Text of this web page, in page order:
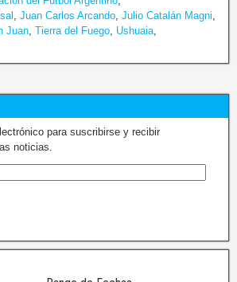
Juan Carlos Arcando Julio Catalán Magni
Juan Tierra del Fuego Ushuaia
para suscribirse y recibir
noticias.